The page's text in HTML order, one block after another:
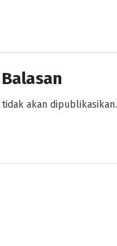
akan dipublikasikan.